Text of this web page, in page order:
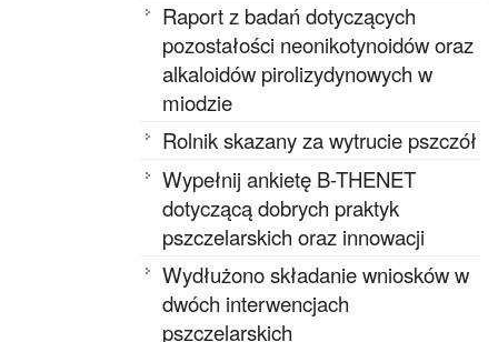
Raport z badań dotyczących
pozostałości neonikotynoidów oraz
alkaloidów pirolizydynowych w
miodzie
Rolnik skazany za wytrucie pszczół
Wypełnij ankietę B-THENET
dotyczącą dobrych praktyk
pszczelarskich oraz innowacji
Wydłużono składanie wniosków w
dwóch interwencjach
pszczelarskich